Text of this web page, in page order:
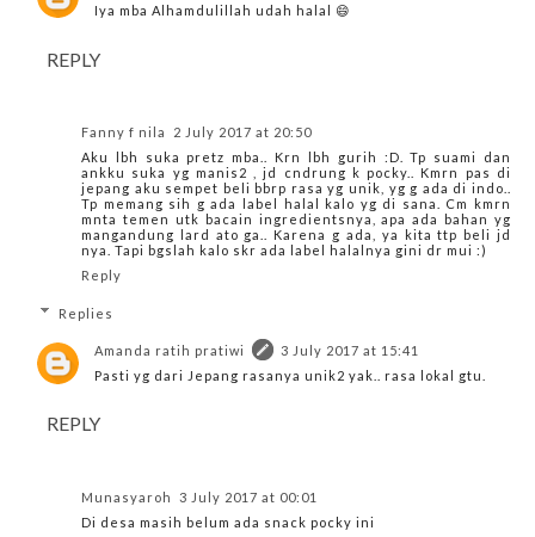
Iya mba Alhamdulillah udah halal 😄
REPLY
Fanny f nila
2 July 2017 at 20:50
Aku lbh suka pretz mba.. Krn lbh gurih :D. Tp suami dan
ankku suka yg manis2 , jd cndrung k pocky.. Kmrn pas di
jepang aku sempet beli bbrp rasa yg unik, yg g ada di indo..
Tp memang sih g ada label halal kalo yg di sana. Cm kmrn
mnta temen utk bacain ingredientsnya, apa ada bahan yg
mangandung lard ato ga.. Karena g ada, ya kita ttp beli jd
nya. Tapi bgslah kalo skr ada label halalnya gini dr mui :)
Reply
Replies
Amanda ratih pratiwi
3 July 2017 at 15:41
Pasti yg dari Jepang rasanya unik2 yak.. rasa lokal gtu.
REPLY
Munasyaroh
3 July 2017 at 00:01
Di desa masih belum ada snack pocky ini